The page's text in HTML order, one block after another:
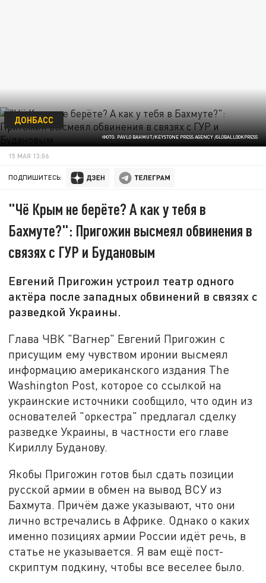
ФОТО: PAVLO BAHMUT/KEYSTONE PRESS AGENCY /GLOBALLOOKPRESS
ДОНБАСС
15 МАЯ 13:06
ПОДПИШИТЕСЬ:
"Чё Крым не берёте? А как у тебя в
Бахмуте?": Пригожин высмеял обвинения в
связях с ГУР и Будановым
Евгений Пригожин устроил театр одного
актёра после западных обвинений в связях с
разведкой Украины.
Глава ЧВК "Вагнер" Евгений Пригожин с
присущим ему чувством иронии высмеял
информацию американского издания The
Washington Post, которое со ссылкой на
украинские источники сообщило, что один из
основателей "оркестра" предлагал сделку
разведке Украины, в частности его главе
Кириллу Буданову.
Якобы Пригожин готов был сдать позиции
русской армии в обмен на вывод ВСУ из
Бахмута. Причём даже указывают, что они
лично встречались в Африке. Однако о каких
именно позициях армии России идёт речь, в
статье не указывается. Я вам ещё пост-
скриптум подкину, чтобы все веселее было.